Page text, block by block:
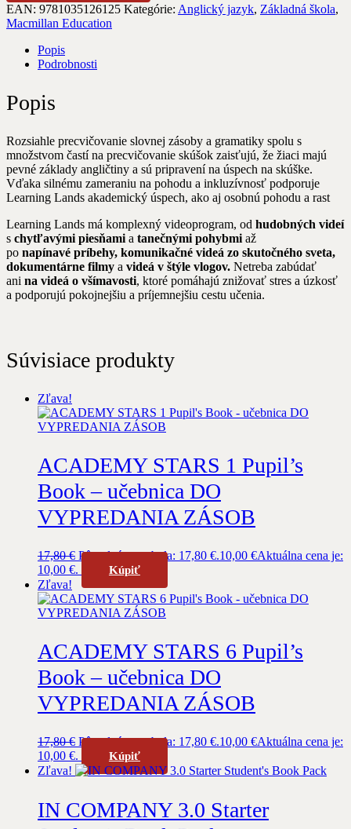
EAN: 9781035126125 Kategórie: Anglický jazyk, Základná škola,
Macmillan Education
Popis
Podrobnosti
Popis
Rozsiahle precvičovanie slovnej zásoby a gramatiky spolu s
množstvom častí na precvičovanie skúšok zaisťujú, že žiaci majú
pevné základy angličtiny a sú pripravení na úspech na skúške.
Vďaka silnému zameraniu na pohodu a inkluzívnosť podporuje
Learning Lands akademický úspech, ako aj osobnú pohodu a rast
Learning Lands má komplexný videoprogram, od hudobných videí
s chytľavými piesňami a tanečnými pohybmi až
po napínavé príbehy, komunikačné videá zo skutočného sveta,
dokumentárne filmy a videá v štýle vlogov. Netreba zabúdať
ani na videá o všímavosti, ktoré pomáhajú znižovať stres a úzkosť
a podporujú pokojnejšiu a príjemnejšiu cestu učenia.
Súvisiace produkty
Zľava!
ACADEMY STARS 1 Pupil’s
Book – učebnica DO
VYPREDANIA ZÁSOB
17,80€ Pôvodná cena bola: 17,80 €.10,00 €Aktuálna cena je:
10,00 €.
Kúpiť
Zľava!
ACADEMY STARS 6 Pupil’s
Book – učebnica DO
VYPREDANIA ZÁSOB
17,80€ Pôvodná cena bola: 17,80 €.10,00 €Aktuálna cena je:
10,00 €.
Kúpiť
Zľava!
IN COMPANY 3.0 Starter